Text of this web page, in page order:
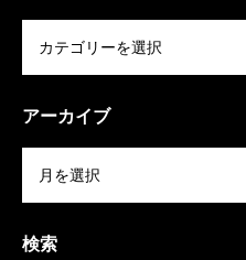
アーカイブ
検索